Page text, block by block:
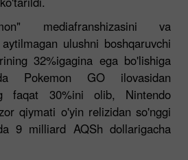
mediafranshizasini va
ulushni boshqaruvchi
32%igagina ega bo'lishiga
Pokemon GO ilovasidan
faqat 30%ini olib, Nintendo
qiymati o'yin relizidan so'nggi
9 milliard AQSh dollarigacha